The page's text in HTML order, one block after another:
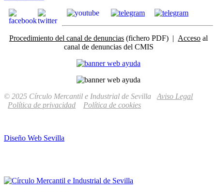
Procedimiento del canal de denuncias (fichero PDF) | Acceso al
canal de denuncias del CMIS
© 2025 Círculo Mercantil e Industrial de Sevilla Aviso Legal
Política de privacidad
Política de cookies
Diseño Web Sevilla